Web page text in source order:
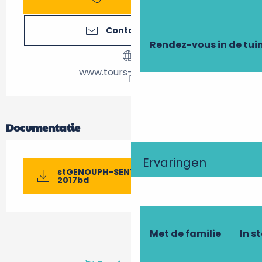
Rendez-vous in de
Ervaringen
Met de familie In
Contacteer ons
www.tours-tourisme.fr
Documentatie
stGENOUPH-SENTIERvarennes-A4-
2017bd